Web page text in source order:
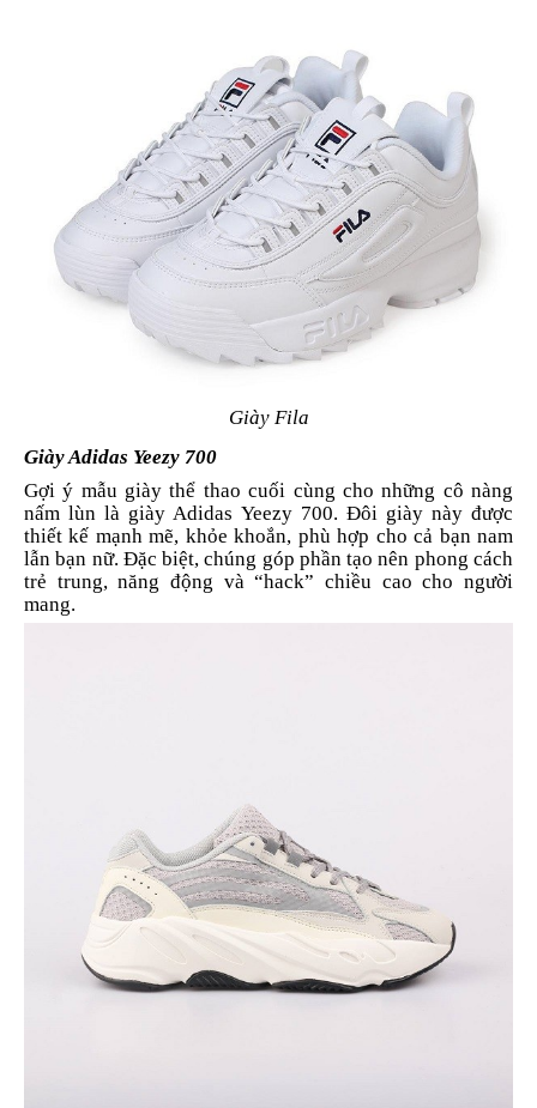
Giày Fila
Giày Adidas Yeezy 700
Gợi ý mẫu giày thể thao cuối cùng cho những cô nàng
nấm lùn là giày Adidas Yeezy 700. Đôi giày này được
thiết kế mạnh mẽ, khỏe khoắn, phù hợp cho cả bạn nam
lẫn bạn nữ. Đặc biệt, chúng góp phần tạo nên phong cách
trẻ trung, năng động và “hack” chiều cao cho người
mang.